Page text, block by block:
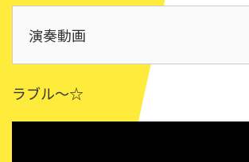
演奏動画
ラブル～☆